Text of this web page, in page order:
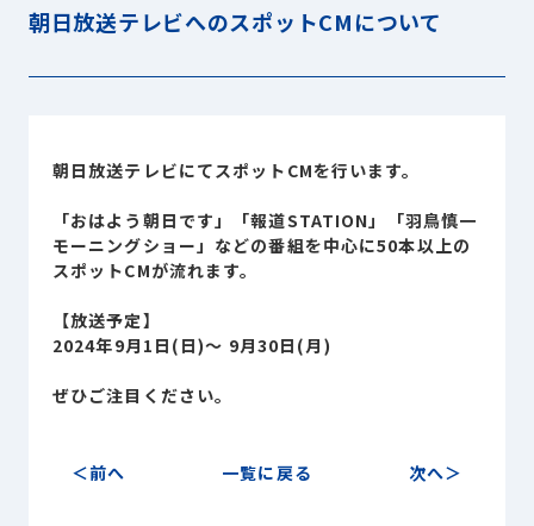
About ACN
ACNについて
News
最新情報
Sustainability
サステナビリティ
Recruit
採用情報
朝日放送テレビへのスポットCMについて
朝日放送テレビにてスポットCMを行います。
「おはよう朝日です」「報道STATION」「羽鳥慎一
モーニングショー」などの番組を中心に50本以上の
スポットCMが流れます。
【放送予定】
2024年9月1日(日)～ 9月30日(月)
ぜひご注目ください。
前へ 一覧に戻る 次へ